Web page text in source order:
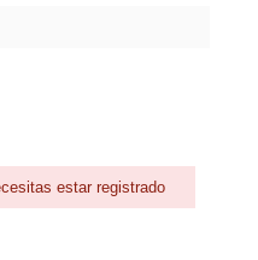
estar registrado